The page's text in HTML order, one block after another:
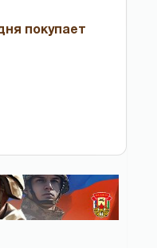
покупает